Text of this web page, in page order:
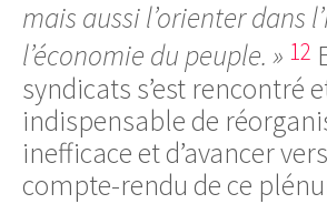
mais aussi l’orienter dans
l’économie du peuple. » 12
syndicats s’est rencontré
indispensable de
inefficace et d’avancer
compte-rendu de ce